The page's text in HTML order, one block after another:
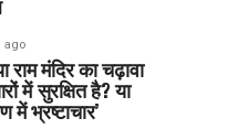
ago
राम मंदिर का चढ़ावा
में सुरक्षित है? या
में भ्रष्टाचार’